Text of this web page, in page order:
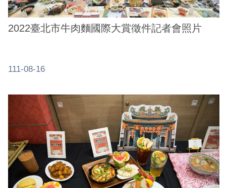
2022臺北市牛肉麵國際大賞徵件記者會照片
111-08-16